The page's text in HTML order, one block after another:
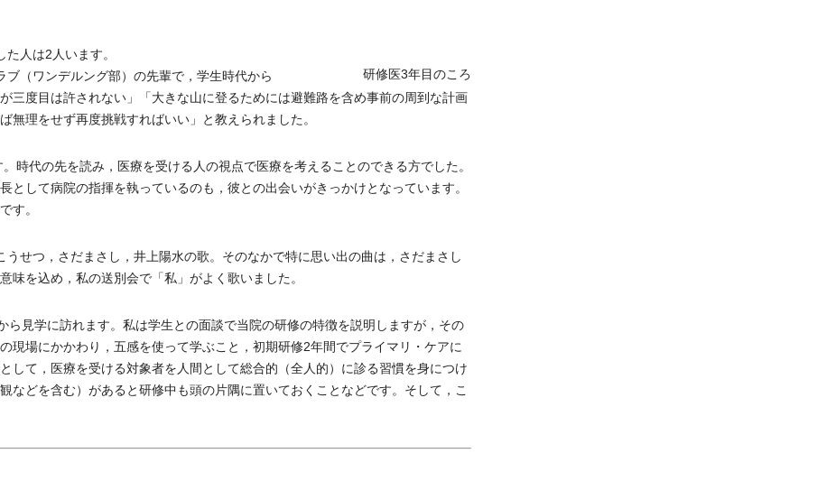
研修医3年目のころ
人は2人います。
（ワンデルング部）の先輩で，学生時代から
三度目は許されない」「大きな山に登るためには避難路を含め事前の周到な計画
無理をせず再度挑戦すればいい」と教えられました。
時代の先を読み，医療を受ける人の視点で医療を考えることのできる方でした。
として病院の指揮を執っているのも，彼との出会いがきっかけとなっています。
す。
うせつ，さだまさし，井上陽水の歌。そのなかで特に思い出の曲は，さだまさし
を込め，私の送別会で「私」がよく歌いました。
ら見学に訪れます。私は学生との面談で当院の研修の特徴を説明しますが，その
現場にかかわり，五感を使って学ぶこと，初期研修2年間でプライマリ・ケアに
して，医療を受ける対象者を人間として総合的（全人的）に診る習慣を身につけ
などを含む）があると研修中も頭の片隅に置いておくことなどです。そして，こ